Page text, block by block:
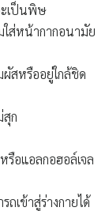
ะเป็นพิษ
ใส่หน้ากากอนามัย
ผัสหรืออยู่ใกล้ชิด
สุก
อแอลกอฮอล์เจล
ถเข้าสู่ร่างกายได้